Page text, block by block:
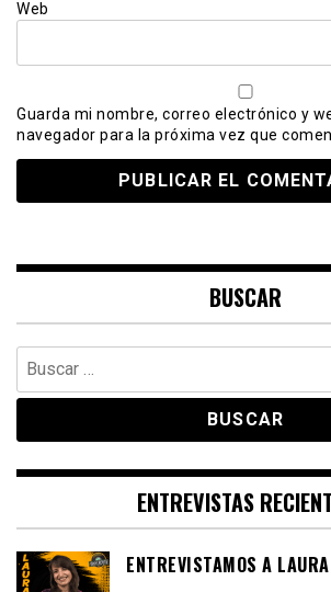
Web
Guarda mi nombre, correo electrónico y
navegador para la próxima vez que
BUSCAR
Buscar:
ENTREVISTAS
ENTREVISTAMOS A